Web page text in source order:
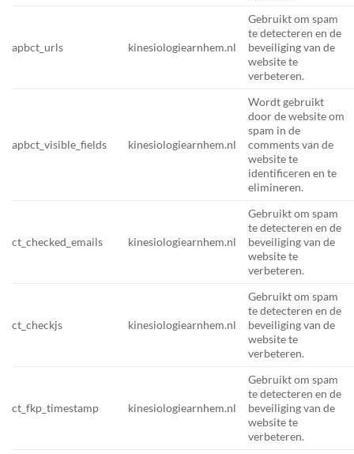
apbct_urls kinesiologiearnhem.nl
Gebruikt om spam
te detecteren en de
beveiliging van de
website te
verbeteren.
apbct_visible_fields kinesiologiearnhem.nl
Wordt gebruikt
door de website om
spam in de
comments van de
website te
identificeren en te
elimineren.
ct_checked_emails kinesiologiearnhem.nl
Gebruikt om spam
te detecteren en de
beveiliging van de
website te
verbeteren.
ct_checkjs kinesiologiearnhem.nl
Gebruikt om spam
te detecteren en de
beveiliging van de
website te
verbeteren.
ct_fkp_timestamp kinesiologiearnhem.nl
Gebruikt om spam
te detecteren en de
beveiliging van de
website te
verbeteren.